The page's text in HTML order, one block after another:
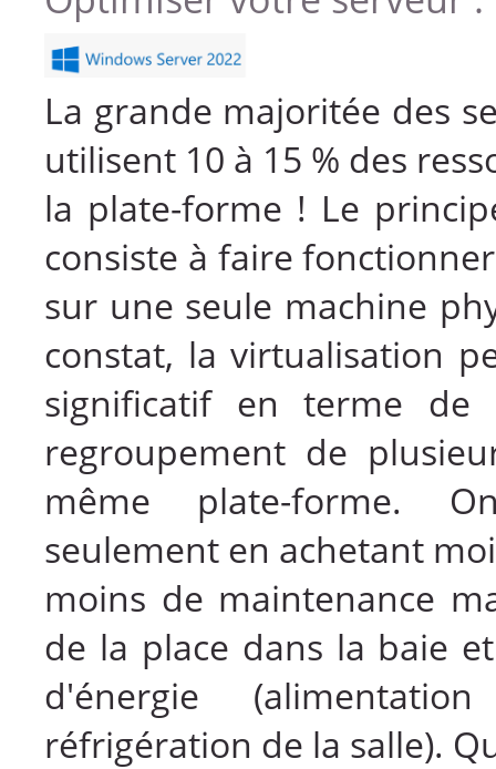
La grande majoritée des
utilisent 10 à 15 % des
la plate-forme ! Le
consiste à faire
sur une seule machine
constat, la virtualisation
significatif en terme
regroupement de
même plate-forme.
seulement en achetant
moins de maintenance
de la place dans la baie
d'énergie
réfrigération de la salle).